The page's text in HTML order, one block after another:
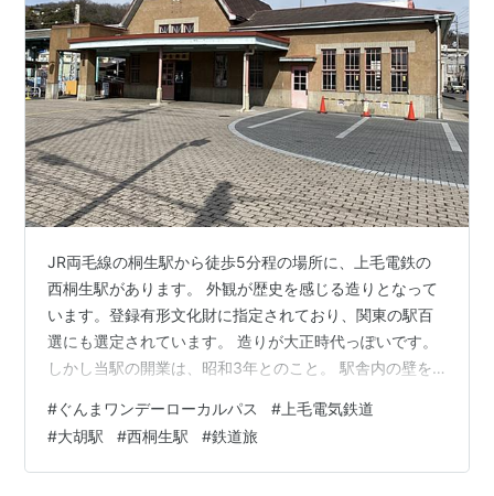
JR両毛線の桐生駅から徒歩5分程の場所に、上毛電鉄の
西桐生駅があります。 外観が歴史を感じる造りとなって
います。登録有形文化財に指定されており、関東の駅百
選にも選定されています。 造りが大正時代っぽいです。
しかし当駅の開業は、昭和3年とのこと。 駅舎内の壁を
正とか明治時代っぽい。 ここでも列車が行ったばかりだ
ったので、25分程待ちます。そして、列車が到着するま
で、ホームには入れません。 西桐生駅前には、無料の観
#ぐんまワンデーローカルパス # 上毛電気鉄道
#大胡駅 #西桐生駅 #鉄道旅